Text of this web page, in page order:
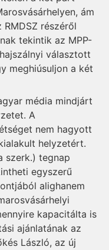
ám
részéről
tekintik az MPP-
választott
meghiúsuljon a két
média mindjárt
A
nem hagyott
helyzetért.
szerk.) tegnap
egyszerű
alighanem
kapacitálta is
ajánlatának az
László, az új